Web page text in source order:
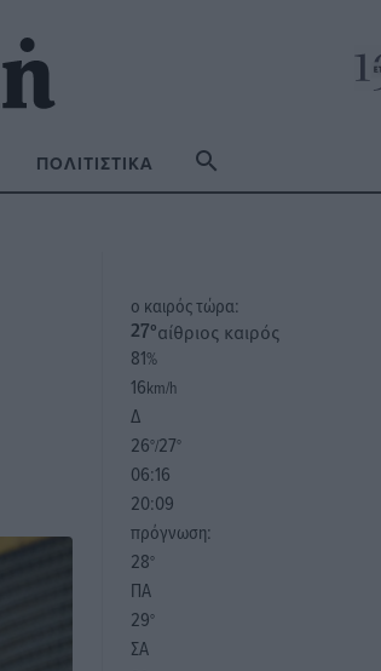
ΠΟΛΙΤΙΣΤΙΚΆ
o καιρός τώρα:
27°αίθριος καιρός
81%
16km/h
Δ
26°/27°
06:16
20:09
πρόγνωση:
28°
ΠΑ
29°
ΣΑ